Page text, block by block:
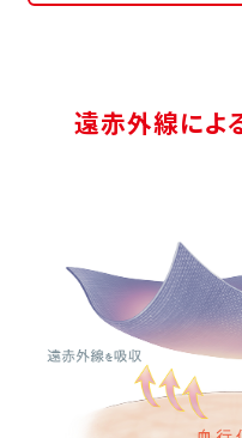
遠赤外線によ